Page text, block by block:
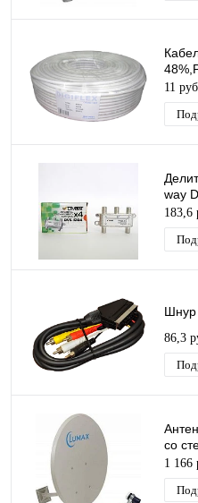
11
way
183,6
Шнур
86,3
со
1 166